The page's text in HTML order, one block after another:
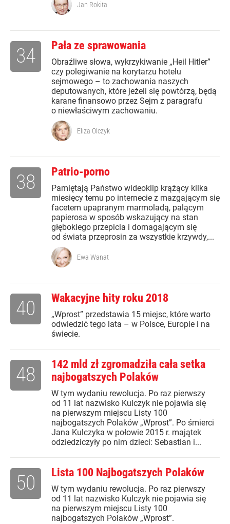
Jan Rokita
Pała ze sprawowania
Obraźliwe słowa, wykrzykiwanie „Heil Hitler”
czy polegiwanie na korytarzu hotelu
sejmowego – to zachowania naszych
deputowanych, które jeżeli się powtórzą, będą
karane finansowo przez Sejm z paragrafu
o niewłaściwym zachowaniu.
34
Eliza Olczyk
Patrio-porno
Pamiętają Państwo wideoklip krążący kilka
miesięcy temu po internecie z mazgającym się
facetem upapranym marmoladą, palącym
papierosa w sposób wskazujący na stan
głębokiego przepicia i domagającym się
od świata przeprosin za wszystkie krzywdy,...
38
Ewa Wanat
Wakacyjne hity roku 2018
„Wprost” przedstawia 15 miejsc, które warto
odwiedzić tego lata – w Polsce, Europie i na
świecie.
40
142 mld zł zgromadziła cała setka
najbogatszych Polaków
W tym wydaniu rewolucja. Po raz pierwszy
od 11 lat nazwisko Kulczyk nie pojawia się
na pierwszym miejscu Listy 100
najbogatszych Polaków „Wprost”. Po śmierci
Jana Kulczyka w połowie 2015 r. majątek
odziedziczyły po nim dzieci: Sebastian i...
48
Lista 100 Najbogatszych Polaków
W tym wydaniu rewolucja. Po raz pierwszy
od 11 lat nazwisko Kulczyk nie pojawia się
na pierwszym miejscu Listy 100
najbogatszych Polaków „Wprost”.
50